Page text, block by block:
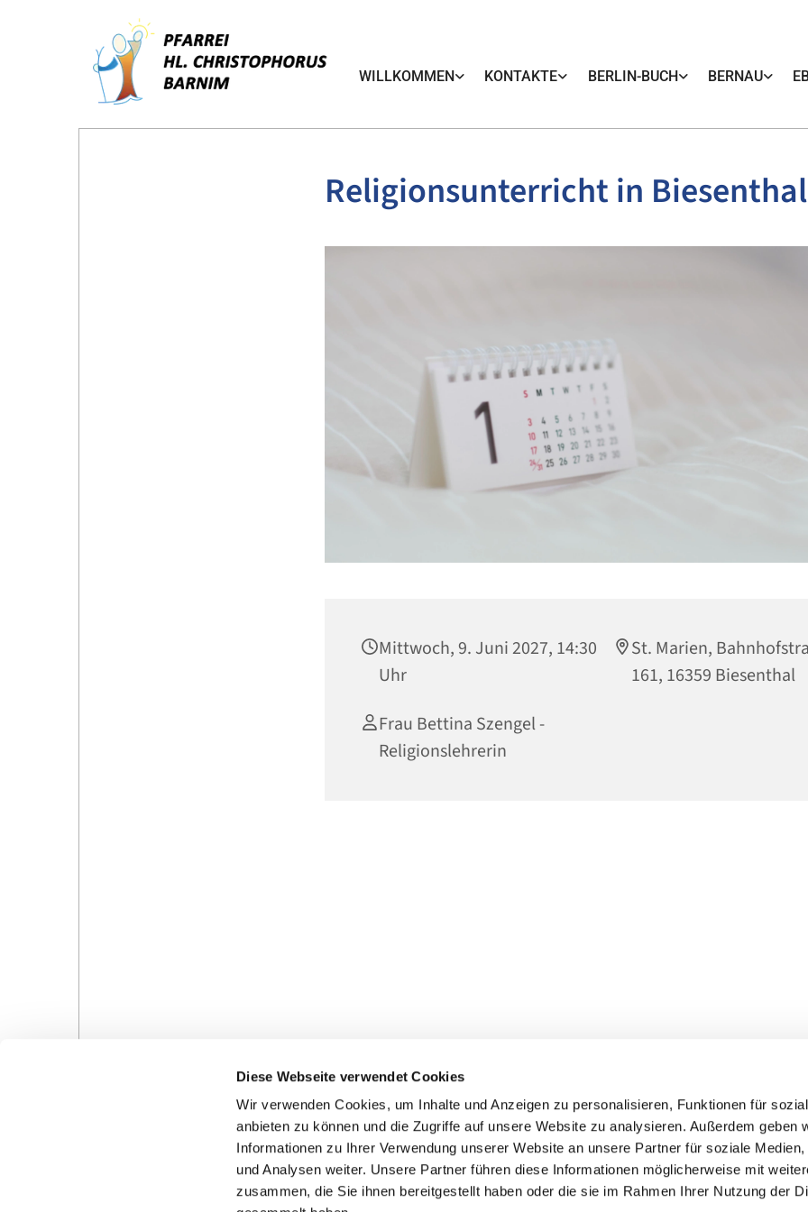
Diese Webseite verwendet Cookies
Wir verwenden Cookies, um Inhalte und Anzeigen zu personalisieren, Funktionen für
anbieten zu können und die Zugriffe auf unsere Website zu analysieren. Außerdem geben
Informationen zu Ihrer Verwendung unserer Website an unsere Partner für soziale Medien,
und Analysen weiter. Unsere Partner führen diese Informationen möglicherweise mit
zusammen, die Sie ihnen bereitgestellt haben oder die sie im Rahmen Ihrer Nutzung der
WILLKOMMEN KONTAKTE BERLIN-BUCH BERNAU
Religionsunterricht in Biesenthal
Mittwoch, 9. Juni 2027, 14:30
Uhr
St. Marien,
161, 16359 Biesenthal
Frau Bettina Szengel -
Religionslehrerin
Veranstaltungen in der
Pfarrei
Kontakte
Ansprechpersonen zum Schutz vor
sexualisierter Gewalt